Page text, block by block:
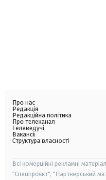
Про нас
Редакція
Редакційна політика
Про телеканал
Телеведучі
Вакансії
Структура власності
Всі комерційні рекламні
"Спецпроєкт", "Партнерський